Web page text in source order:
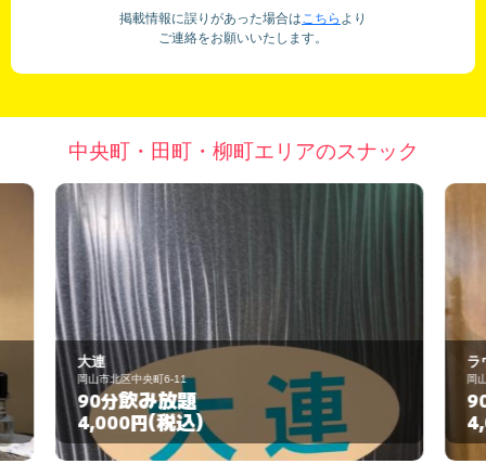
掲載情報に誤りがあった場合はこちら より
ご連絡をお願いいたします。
中央町・田町・柳町エリアのスナック
ラウンジＡｋｉ
岡山市北区中央町3-37
90分飲み放題
4,000円(税込)